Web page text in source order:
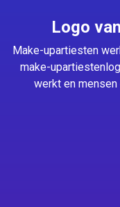
Logo
Make-upartiesten
make-
werkt en